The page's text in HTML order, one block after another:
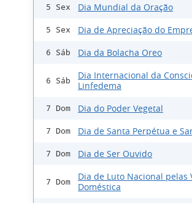
5 Sex Dia Mundial da Oração
5 Sex Dia de Apreciação do
6 Sáb Dia da Bolacha Oreo
6 Sáb
Dia Internacional da
Linfedema
7 Dom Dia do Poder Vegetal
7 Dom Dia de Santa Perpétua e
7 Dom Dia de Ser Ouvido
7 Dom
Dia de Luto Nacional pelas
Doméstica